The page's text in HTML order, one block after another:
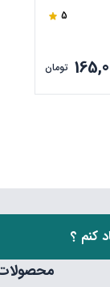
5
تومان
کنم ؟